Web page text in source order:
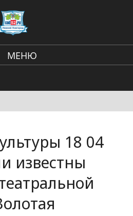
МЕНЮ
события
18 04
известны